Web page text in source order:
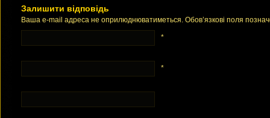
Залишити відповідь
Ваша e-mail адреса не оприлюднюватиметься. Обов’язкові поля
*
*